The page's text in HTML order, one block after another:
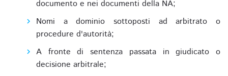
documento e nei documenti della NA;
Nomi a dominio sottoposti ad arbitrato o
procedure d'autorità;
A fronte di sentenza passata in giudicato o
decisione arbitrale;